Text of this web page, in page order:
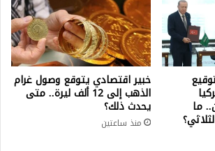
ما
خبير اقتصادي يتوقع وصول غرام
الذهب إلى 12 ألف ليرة.. متى
يحدث ذلك؟
منذ ساعتين